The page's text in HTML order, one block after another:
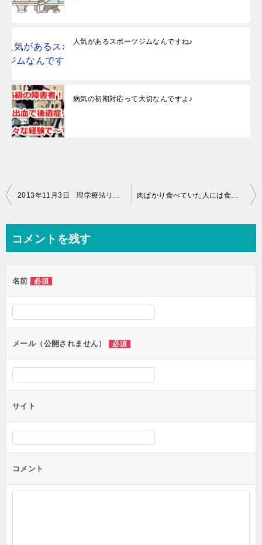
人気があるスポーツジムなんですね♪
病気の初期対応って大切なんですよ♪
投
ビ
ー
シ
ン
2013年11月3日 理学療法リハビリ（08時50分～10時50分） 肉ばかり食べていた人には食生活を変えるのは厳しいよね♪
コメントを残す
名前 必須
メール（公開されません） 必須
サイト
コメント